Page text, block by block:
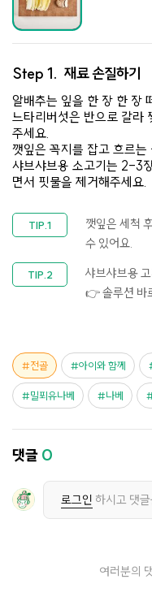
Step 1. 재료 손질하기
알배추는 잎을 한 장 한 장
느타리버섯은 반으로 갈라
주세요.
깻잎은 꼭지를 잡고 흐르는
샤브샤브용 소고기는 2-3
면서 핏물을 제거해주세요.
깻잎은 세척
수 있어요.
샤브샤브용
👉 솔루션 바
전골 아이와 함께
밀푀유나베 나베
댓글 0
로그인 하시고 댓
여러분의